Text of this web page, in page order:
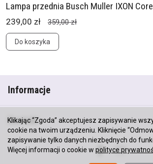
Lampa przednia Busch Muller IXON Core
239,00 zł 359,00 zł
Do koszyka
Informacje
Kontakt
Klikając “Zgoda” akceptujesz zapisywanie
cookie na twoim urządzeniu. Kliknięcie
zapisywanie tylko danych niezbędnych do
Więcej informacji o cookie w polityce